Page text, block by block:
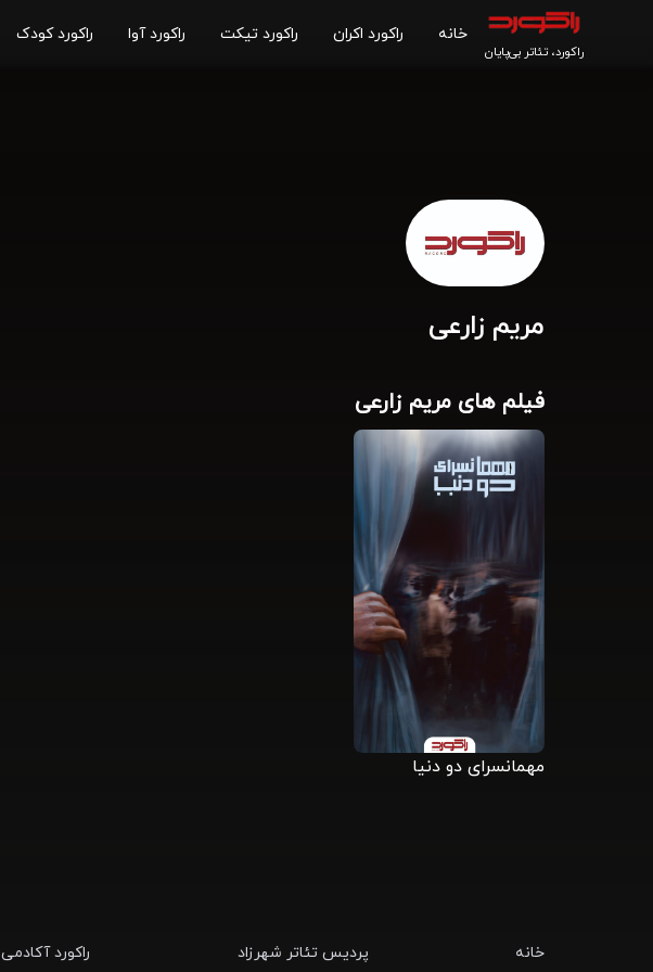
راکورد، تئاتر بی‌پایان
خانه راکورد اکران راکورد تیکت راکورد آوا راکورد کودک
مریم زارعی
فیلم های مریم زارعی
مهمانسرای دو دنیا
خانه پردیس تئاتر شهرزاد راکورد آکادمی